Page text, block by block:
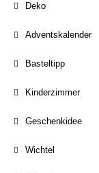
Deko
Adventskalender
Basteltipp
Kinderzimmer
Geschenkidee
Wichtel